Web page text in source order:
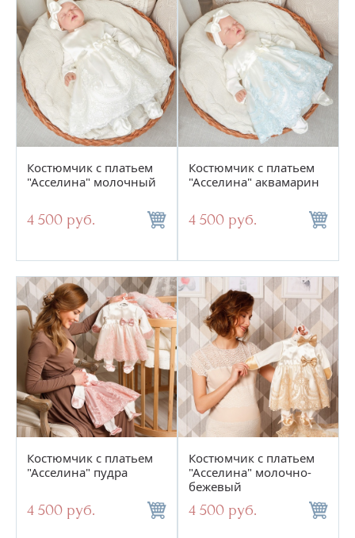
Костюмчик с платьем
"Асселина" молочный
4 500 руб.
Костюмчик с платьем
"Асселина" аквамарин
4 500 руб.
Костюмчик с платьем
"Асселина" пудра
4 500 руб.
Костюмчик с платьем
"Асселина" молочно-
бежевый
4 500 руб.